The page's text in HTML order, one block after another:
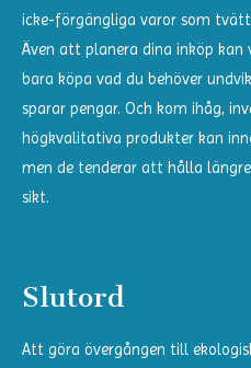
icke-förgängliga varor som
Även att planera dina inköp kan
bara köpa vad du behöver
sparar pengar. Och kom ihåg,
högkvalitativa produkter kan
men de tenderar att hålla
sikt.
Slutord
Att göra övergången till